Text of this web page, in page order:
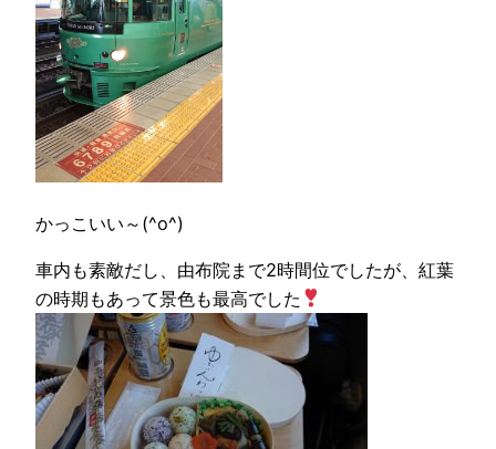
かっこいい～(^o^)
車内も素敵だし、由布院まで2時間位でしたが、紅葉
の時期もあって景色も最高でした